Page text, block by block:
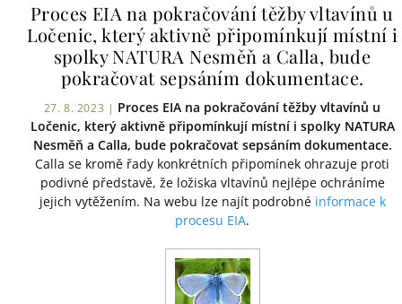
Proces EIA na pokračování těžby vltavínů u
Ločenic, který aktivně připomínkují místní i
spolky NATURA Nesměň a Calla, bude
pokračovat sepsáním dokumentace.
27. 8. 2023 | Proces EIA na pokračování těžby vltavínů u
Ločenic, který aktivně připomínkují místní i spolky NATURA
Nesměň a Calla, bude pokračovat sepsáním dokumentace.
Calla se kromě řady konkrétních připomínek ohrazuje proti
podivné představě, že ložiska vltavínů nejlépe ochráníme
jejich vytěžením. Na webu lze najít podrobné informace k
procesu EIA.